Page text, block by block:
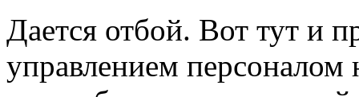
Дается отбой. Вот тут и
управлением